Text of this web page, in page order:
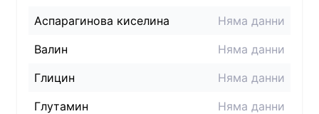
Аспарагинова киселина
Няма данни
Валин
Няма данни
Глицин
Няма данни
Глутамин
Няма данни